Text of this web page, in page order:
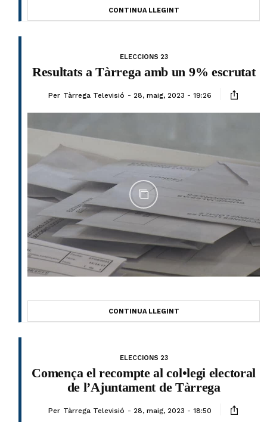
CONTINUA LLEGINT
ELECCIONS 23
Resultats a Tàrrega amb un 9% escrutat
Per Tàrrega Televisió 28, maig, 2023 - 19:26
CONTINUA LLEGINT
ELECCIONS 23
Comença el recompte al col•legi electoral
de l’Ajuntament de Tàrrega
Per Tàrrega Televisió 28, maig, 2023 - 18:50